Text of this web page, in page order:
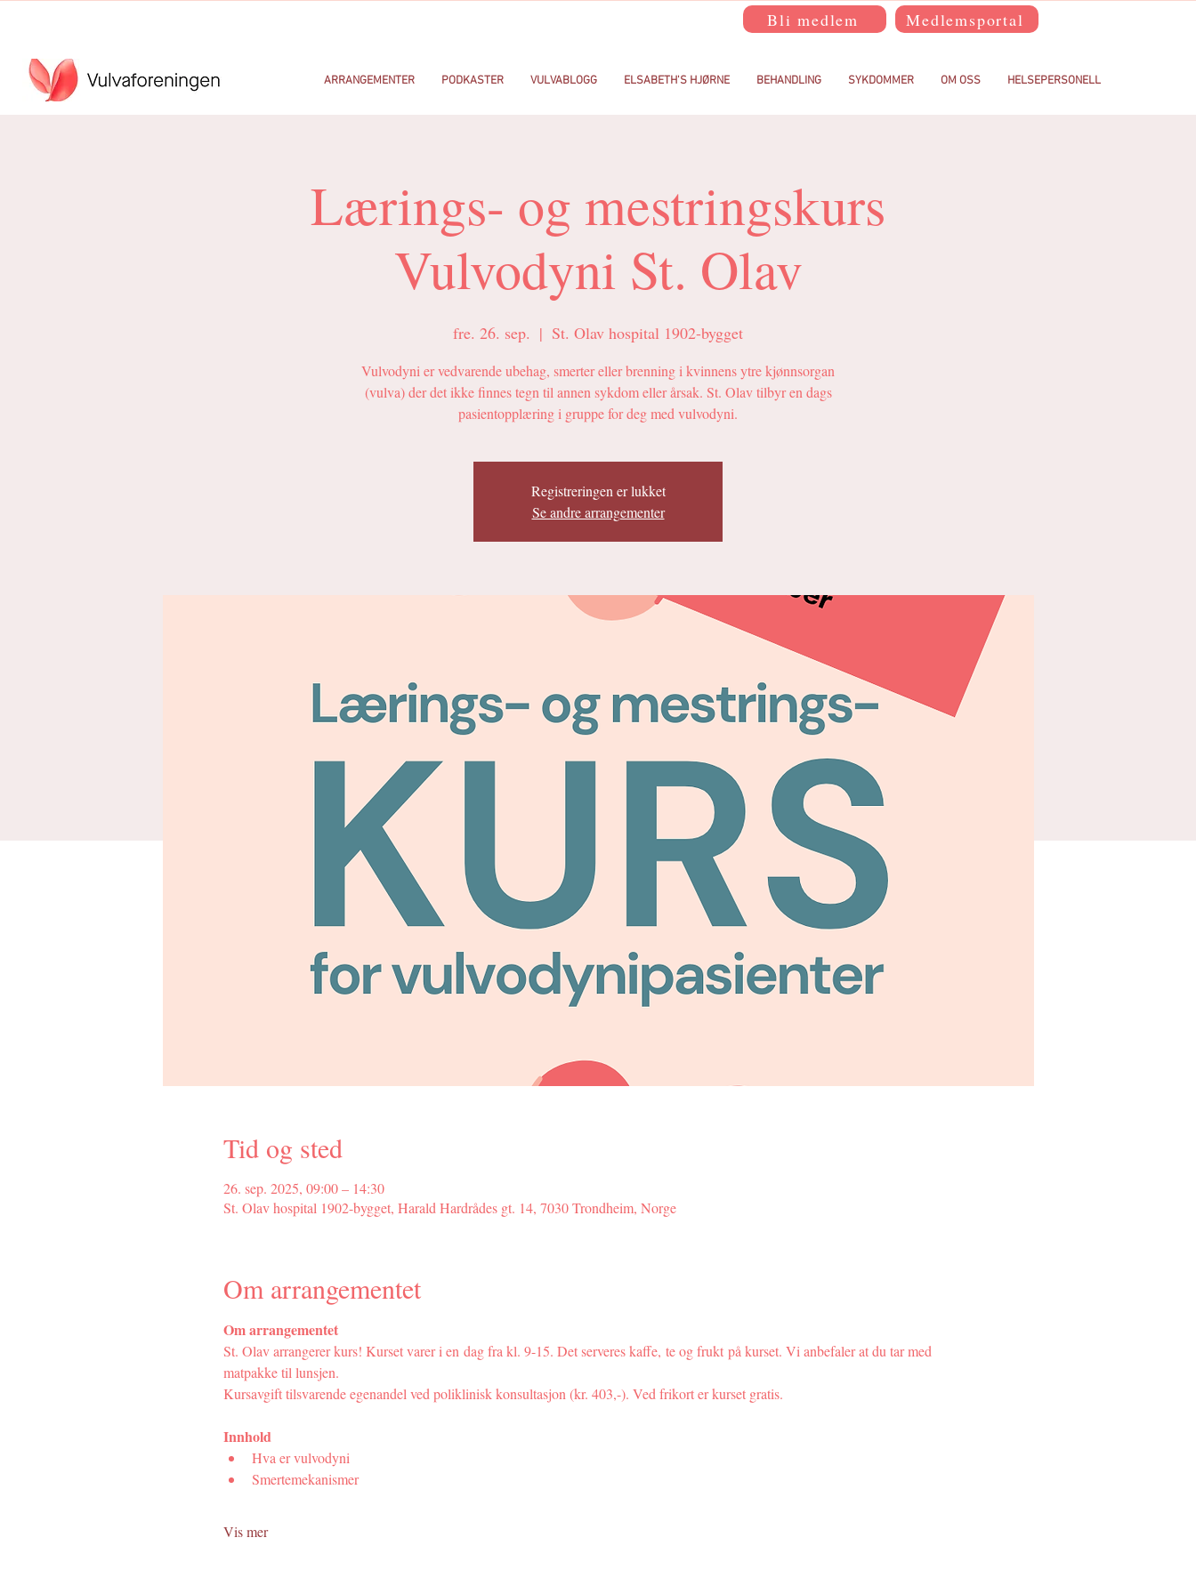
Bli medlem Medlemsportal
ARRANGEMENTER PODKASTER VULVABLOGG ELSABETH'S HJØRNE BEHANDLING SYKDOMMER OM OSS HELSEPERSONELL
Lærings- og mestringskurs
Vulvodyni St. Olav
fre. 26. sep.
  |
St. Olav hospital 1902-bygget
Vulvodyni er vedvarende ubehag, smerter eller brenning i kvinnens ytre kjønnsorgan
(vulva) der det ikke finnes tegn til annen sykdom eller årsak. St. Olav tilbyr en dags
pasientopplæring i gruppe for deg med vulvodyni.
Registreringen er lukket
Se andre arrangementer
Tid og sted
26. sep. 2025, 09:00 – 14:30
St. Olav hospital 1902-bygget, Harald Hardrådes gt. 14, 7030 Trondheim, Norge
Om arrangementet
Om arrangementet
St. Olav arrangerer kurs! Kurset varer i en dag fra kl. 9-15. Det serveres kaffe, te og frukt på kurset. Vi anbefaler at du tar med
matpakke til lunsjen.
Kursavgift tilsvarende egenandel ved poliklinisk konsultasjon (kr. 403,-). Ved frikort er kurset gratis.
Innhold
Hva er vulvodyni
Smertemekanismer
Vis mer